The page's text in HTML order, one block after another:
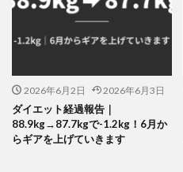
2026年6月2日 2026年6月3日
ダイエット経過報告｜
88.9kg→87.7kgで-1.2kg！6月か
らギアを上げていきます